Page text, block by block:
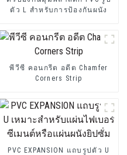
ตัว L สำหรับการป้องกันผนัง
พีวีซี คอนกรีต อดีต Chamfer
Corners Strip
PVC EXPANSION แถบรูปตัว U